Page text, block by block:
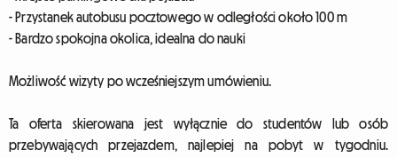
- Przystanek autobusu pocztowego w odległości około 100 m
- Bardzo spokojna okolica, idealna do nauki
Możliwość wizyty po wcześniejszym umówieniu.
Ta oferta skierowana jest wyłącznie do studentów lub osób
przebywających przejazdem, najlepiej na pobyt w tygodniu.